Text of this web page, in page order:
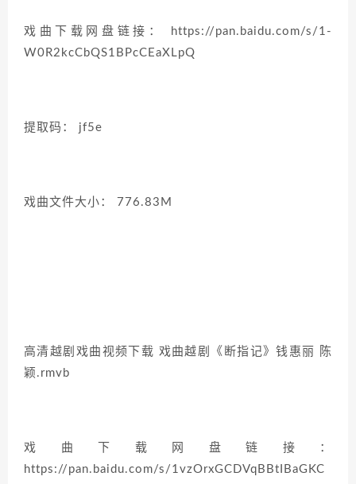
戏曲下载网盘链接： https://pan.baidu.com/s/1-
W0R2kcCbQS1BPcCEaXLpQ
提取码： jf5e
戏曲文件大小： 776.83M
高清越剧戏曲视频下载 戏曲越剧《断指记》钱惠丽 陈
颖.rmvb
戏曲下载网盘链接：
https://pan.baidu.com/s/1vzOrxGCDVqBBtIBaGKC